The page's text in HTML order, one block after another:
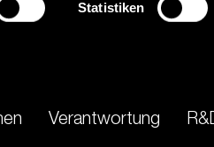
Statistiken
Verantwortung